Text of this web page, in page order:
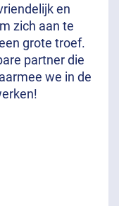
en
zich aan te
grote troef.
partner die
we in de